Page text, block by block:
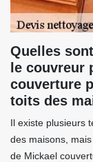
Quelles
le couvreur
couverture
toits des
Il existe plusieurs
des maisons,
de Mickael